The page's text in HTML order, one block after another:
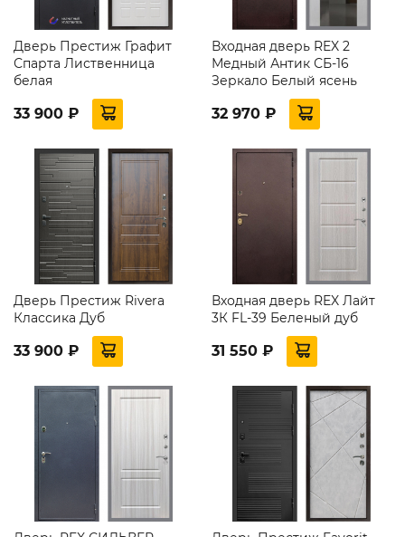
Дверь Престиж Графит
Спарта Лиственница
белая
33 900 ₽
Входная дверь REX 2
Медный Антик СБ-16
Зеркало Белый ясень
32 970 ₽
Дверь Престиж Rivera
Классика Дуб
33 900 ₽
Входная дверь REX Лайт
3К FL-39 Беленый дуб
31 550 ₽